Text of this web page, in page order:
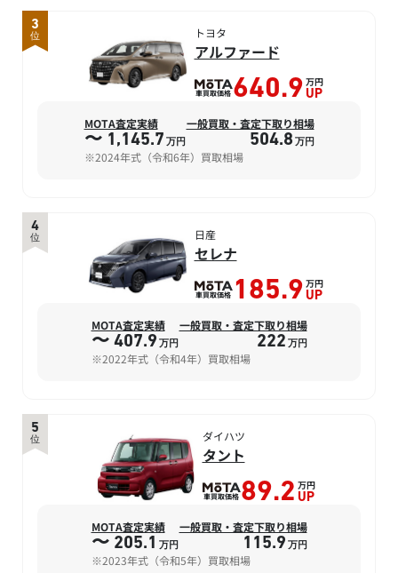
3
位 トヨタ
アルファード
車買取価格640.9 万円
UP
MOTA査定実績
〜 1,145.7 万円
一般買取・査定下取り相場
504.8 万円
※2024年式（令和6年）買取相場
4
位 日産
セレナ
車買取価格185.9 万円
UP
MOTA査定実績
〜 407.9 万円
一般買取・査定下取り相場
222 万円
※2022年式（令和4年）買取相場
5
位 ダイハツ
タント
車買取価格89.2 万円
UP
MOTA査定実績
〜 205.1 万円
一般買取・査定下取り相場
115.9 万円
※2023年式（令和5年）買取相場